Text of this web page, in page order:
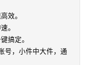
效。
。
搞定。
号，小件中大件，通